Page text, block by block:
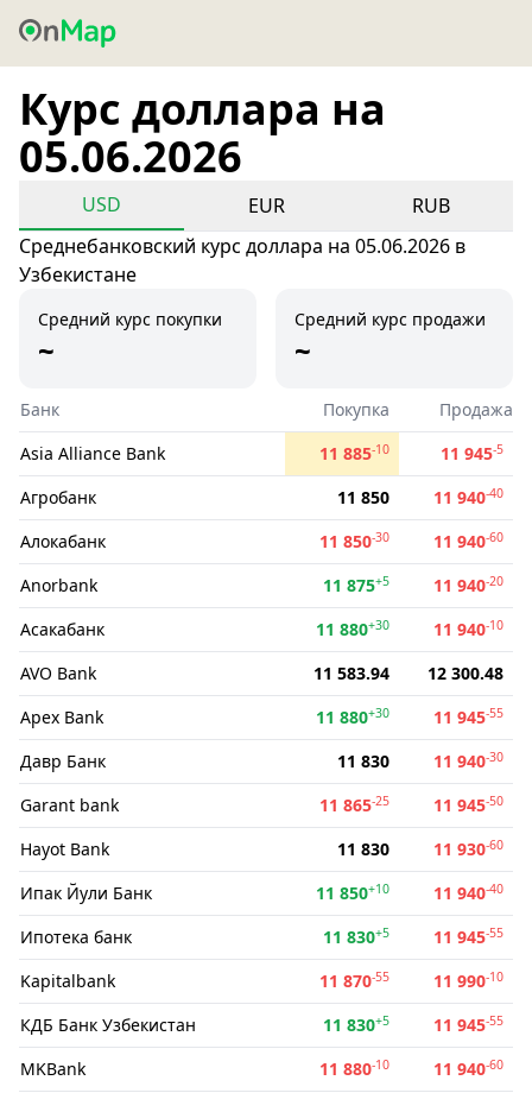
Курс доллара на
05.06.2026
USD EUR
RUB
Среднебанковский курс доллара на 05.06.2026 в
Узбекистане
Средний курс покупки
~
Средний курс продажи
~
Банк Покупка
Продажа
Asia Alliance Bank
11 885-10 11 945-5
Агробанк 11 850 11 940-40
Алокабанк 11 850-30 11 940-60
Anorbank 11 875+5 11 940-20
Асакабанк 11 880+30 11 940-10
AVO Bank 11 583.94
12 300.48
Apex Bank
11 880+30 11 945-55
Давр Банк 11 830 11 940-30
Garant bank 11 865-25 11 945-50
Hayot Bank 11 830 11 930-60
Ипак Йули Банк 11 850+10 11 940-40
Ипотека банк 11 830+5 11 945-55
Kapitalbank 11 870-55 11 990-10
КДБ Банк Узбекистан 11 830+5 11 945-55
MKBank 11 880-10 11 940-60